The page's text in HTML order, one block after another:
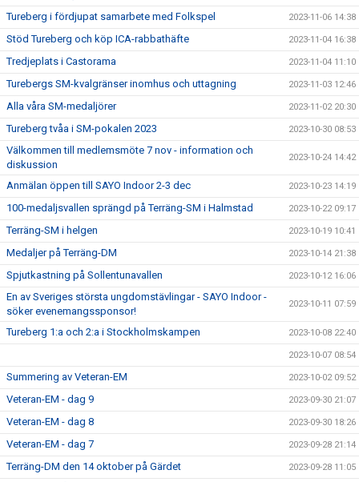
Tureberg i fördjupat samarbete med Folkspel 2023-11-06 14:38
Stöd Tureberg och köp ICA-rabbathäfte 2023-11-04 16:38
Tredjeplats i Castorama 2023-11-04 11:10
Turebergs SM-kvalgränser inomhus och uttagning 2023-11-03 12:46
Alla våra SM-medaljörer 2023-11-02 20:30
Tureberg tvåa i SM-pokalen 2023 2023-10-30 08:53
Välkommen till medlemsmöte 7 nov - information och
diskussion
2023-10-24 14:42
Anmälan öppen till SAYO Indoor 2-3 dec 2023-10-23 14:19
100-medaljsvallen sprängd på Terräng-SM i Halmstad 2023-10-22 09:17
Terräng-SM i helgen 2023-10-19 10:41
Medaljer på Terräng-DM 2023-10-14 21:38
Spjutkastning på Sollentunavallen 2023-10-12 16:06
En av Sveriges största ungdomstävlingar - SAYO Indoor -
söker evenemangssponsor!
2023-10-11 07:59
Tureberg 1:a och 2:a i Stockholmskampen 2023-10-08 22:40
2023-10-07 08:54
Summering av Veteran-EM 2023-10-02 09:52
Veteran-EM - dag 9 2023-09-30 21:07
Veteran-EM - dag 8 2023-09-30 18:26
Veteran-EM - dag 7 2023-09-28 21:14
Terräng-DM den 14 oktober på Gärdet 2023-09-28 11:05